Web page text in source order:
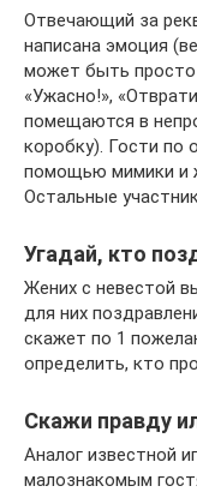
Отвечающий за
написана эмоция
может быть просто
«Ужасно!»,
помещаются в
коробку). Гости по
помощью мимики и
Остальные
Угадай, кто
Жених с невестой
для них
скажет по 1
определить, кто
Скажи правду
Аналог известной
малознакомым